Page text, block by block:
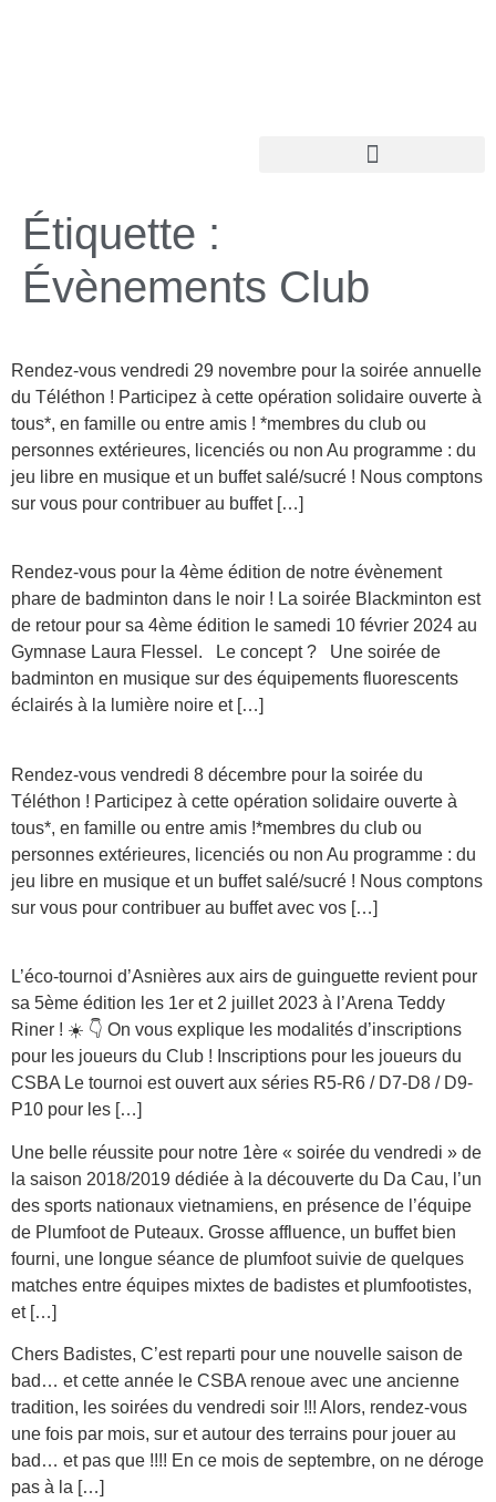
Étiquette :
Évènements Club
Rendez-vous vendredi 29 novembre pour la soirée annuelle
du Téléthon ! Participez à cette opération solidaire ouverte à
tous*, en famille ou entre amis ! *membres du club ou
personnes extérieures, licenciés ou non Au programme : du
jeu libre en musique et un buffet salé/sucré ! Nous comptons
sur vous pour contribuer au buffet […]
Rendez-vous pour la 4ème édition de notre évènement
phare de badminton dans le noir ! La soirée Blackminton est
de retour pour sa 4ème édition le samedi 10 février 2024 au
Gymnase Laura Flessel. Le concept ? Une soirée de
badminton en musique sur des équipements fluorescents
éclairés à la lumière noire et […]
Rendez-vous vendredi 8 décembre pour la soirée du
Téléthon ! Participez à cette opération solidaire ouverte à
tous*, en famille ou entre amis !*membres du club ou
personnes extérieures, licenciés ou non Au programme : du
jeu libre en musique et un buffet salé/sucré ! Nous comptons
sur vous pour contribuer au buffet avec vos […]
L’éco-tournoi d’Asnières aux airs de guinguette revient pour
sa 5ème édition les 1er et 2 juillet 2023 à l’Arena Teddy
Riner ! ☀️ 👇 On vous explique les modalités d’inscriptions
pour les joueurs du Club ! Inscriptions pour les joueurs du
CSBA Le tournoi est ouvert aux séries R5-R6 / D7-D8 / D9-
P10 pour les […]
Une belle réussite pour notre 1ère « soirée du vendredi » de
la saison 2018/2019 dédiée à la découverte du Da Cau, l’un
des sports nationaux vietnamiens, en présence de l’équipe
de Plumfoot de Puteaux. Grosse affluence, un buffet bien
fourni, une longue séance de plumfoot suivie de quelques
matches entre équipes mixtes de badistes et plumfootistes,
et […]
Chers Badistes, C’est reparti pour une nouvelle saison de
bad… et cette année le CSBA renoue avec une ancienne
tradition, les soirées du vendredi soir !!! Alors, rendez-vous
une fois par mois, sur et autour des terrains pour jouer au
bad… et pas que !!!! En ce mois de septembre, on ne déroge
pas à la […]